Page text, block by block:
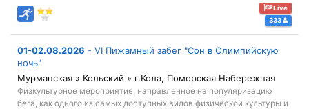
Live
333
01-02.08.2026 - VI Пижамный забег "Сон в Олимпийскую
ночь"
Мурманская » Кольский » г.Кола, Поморская Набережная
Физкультурное мероприятие, направленное на популяризацию
бега, как одного из самых доступных видов физической культуры и